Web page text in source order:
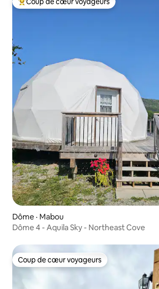
Coup de cœur voyageurs parmi les plus
Dôme · Mabou
Dôme 4 - Aquila Sky - Northeast Cove
Coup de cœur voyageurs
Coup de cœur voyageurs